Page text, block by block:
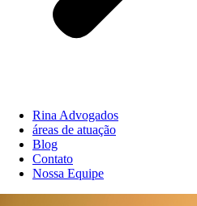
Rina Advogados
áreas de atuação
Blog
Contato
Nossa Equipe